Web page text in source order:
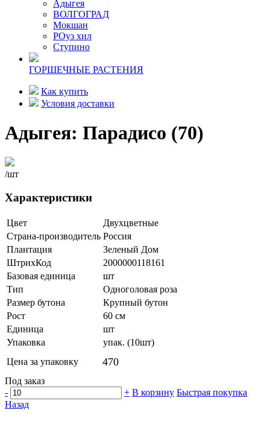
Адыгея
ВОЛГОГРАД
Мокшан
РОуз хил
Ступино
ГОРШЕЧНЫЕ РАСТЕНИЯ
Как купить
Условия доставки
Адыгея: Парадисо (70)
/шт
Характеристики
Цвет
Двухцветные
Страна-производитель Россия
Плантация
Зеленый Дом
ШтрихКод
2000000118161
Базовая единица
шт
Тип
Одноголовая роза
Размер бутона
Крупный бутон
Рост
60 см
Единица
шт
Упаковка
упак. (10шт)
Цена за упаковку
470
Под заказ
-
+ В корзину Быстрая покупка
Назад